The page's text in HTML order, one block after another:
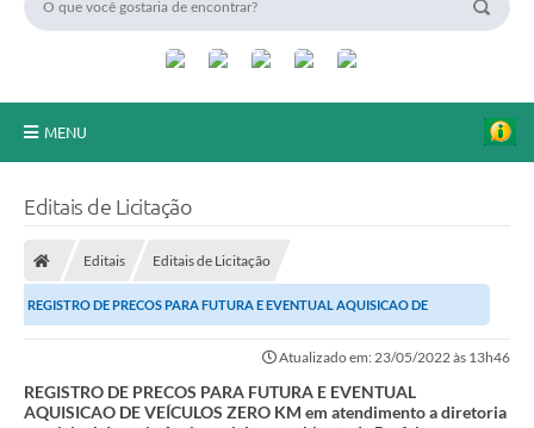
MENU
Ouvidoria
Legislação
Carta de Serviços
Editais de Licitação
Editais Editais de Licitação
REGISTRO DE PRECOS PARA FUTURA E EVENTUAL AQUISICAO DE
Atualizado em: 23/05/2022 às 13h46
REGISTRO DE PRECOS PARA FUTURA E EVENTUAL
AQUISICAO DE VEÍCULOS ZERO KM em atendimento a diretoria